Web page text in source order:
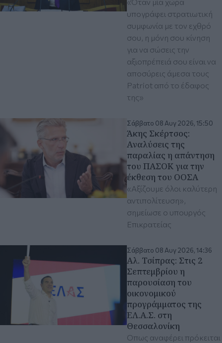
υπογράφει στρατιωτική
συμφωνία με τον εχθρό
σου, η μόνη σου κίνηση
για να σώσεις την
αξιοπρέπειά σου είναι να
αποσύρεις άμεσα τους
Patriot από το έδαφος
της»
Σάββατο 08 Αυγ 2026, 15:50
Άκης Σκέρτσος:
Aναλύσεις της
παραλίας η απάντηση
του ΠΑΣΟΚ για την
έκθεση του ΟΟΣΑ
«Αξίζουμε όλοι καλύτερη
αντιπολίτευση»,
σημείωσε ο υπουργός
Επικρατείας
Σάββατο 08 Αυγ 2026, 14:36
Αλ. Τσίπρας: Στις 2
Σεπτεμβρίου η
παρουσίαση του
οικονομικού
προγράμματος της
ΕΛ.Α.Σ. στη
Θεσσαλονίκη
Όπως αναφέρει πρόκειται